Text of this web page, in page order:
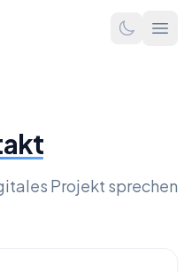
Projekt sprechen